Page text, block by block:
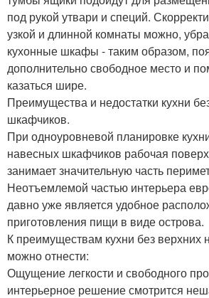
под рукой утвари и специй.
узкой и длинной комнаты можно,
кухонные шкафы - таким образом,
дополнительно свободное место и
казаться шире.
Преимущества и недостатки кухни
шкафчиков.
При одноуровневой планировке
навесных шкафчиков рабочая
занимает значительную часть
Неотъемлемой частью интерьера
давно уже является удобное
приготовления пищи в виде острова.
К преимуществам кухни без
можно отнести:
Ощущение легкости и свободного
интерьерное решение смотрится